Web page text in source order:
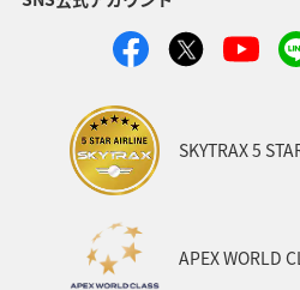
SKYTRAX 5
APEX WORLD